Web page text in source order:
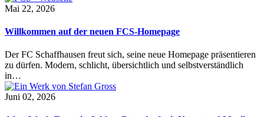
Mai 22, 2026
Willkommen auf der neuen FCS-Homepage
Der FC Schaffhausen freut sich, seine neue Homepage präsentieren
zu dürfen. Modern, schlicht, übersichtlich und selbstverständlich
in…
Juni 02, 2026